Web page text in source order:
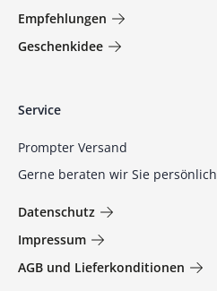
Empfehlungen
Geschenkidee
Service
Prompter Versand
Gerne beraten wir Sie persönlich
Datenschutz
Impressum
AGB und Lieferkonditionen